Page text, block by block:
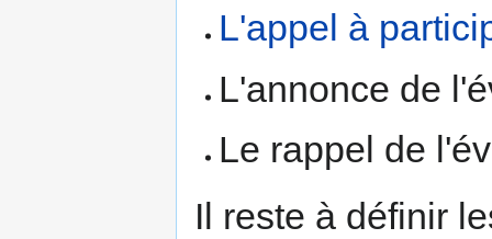
L'appel à
L'annonce de
Le rappel de
Il reste à définir